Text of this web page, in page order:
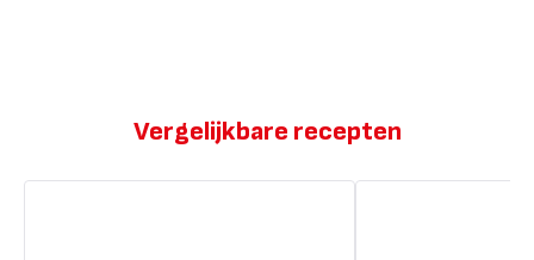
Vergelijkbare recepten